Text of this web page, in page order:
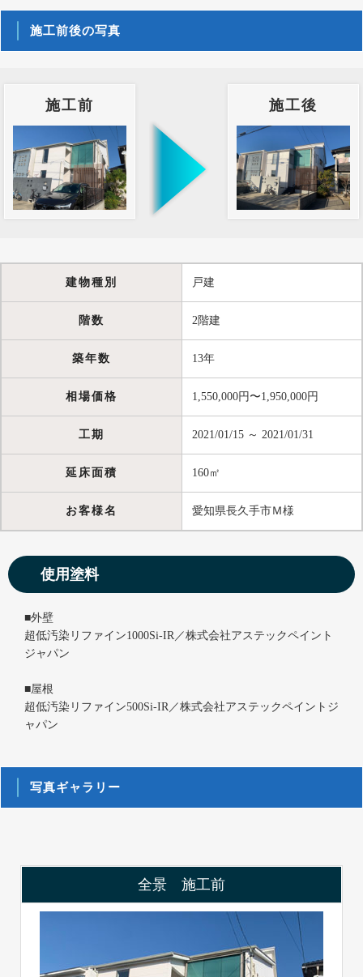
施工前後の写真
施工前 施工後
建物種別 戸建
階数 2階建
築年数 13年
相場価格 1,550,000円〜1,950,000円
工期 2021/01/15 ～ 2021/01/31
延床面積 160㎡
お客様名 愛知県長久手市Ｍ様
使用塗料
■外壁
超低汚染リファイン1000Si-IR／株式会社アステックペイント
ジャパン
■屋根
超低汚染リファイン500Si-IR／株式会社アステックペイントジ
ャパン
写真ギャラリー
全景 施工前